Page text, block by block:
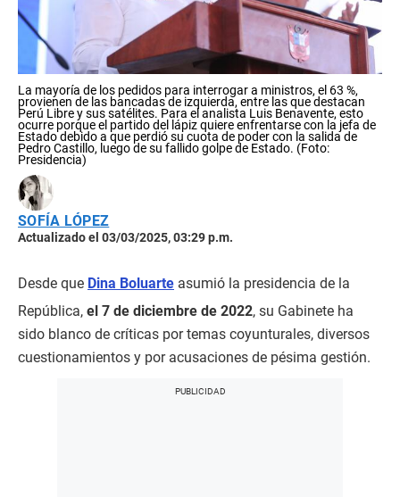
La mayoría de los pedidos para interrogar a ministros, el 63 %,
provienen de las bancadas de izquierda, entre las que destacan
Perú Libre y sus satélites. Para el analista Luis Benavente, esto
ocurre porque el partido del lápiz quiere enfrentarse con la jefa de
Estado debido a que perdió su cuota de poder con la salida de
Pedro Castillo, luego de su fallido golpe de Estado. (Foto:
Presidencia)
SOFÍA LÓPEZ
Actualizado el 03/03/2025, 03:29 p.m.
Desde que Dina Boluarte asumió la presidencia de la
República, el 7 de diciembre de 2022, su Gabinete ha
sido blanco de críticas por temas coyunturales, diversos
cuestionamientos y por acusaciones de pésima gestión.